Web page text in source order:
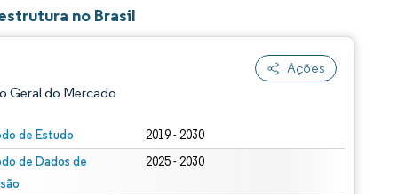
no Brasil
Ações
Geral do Mercado
de Estudo 2019 - 2030
de Dados de
2025 - 2030